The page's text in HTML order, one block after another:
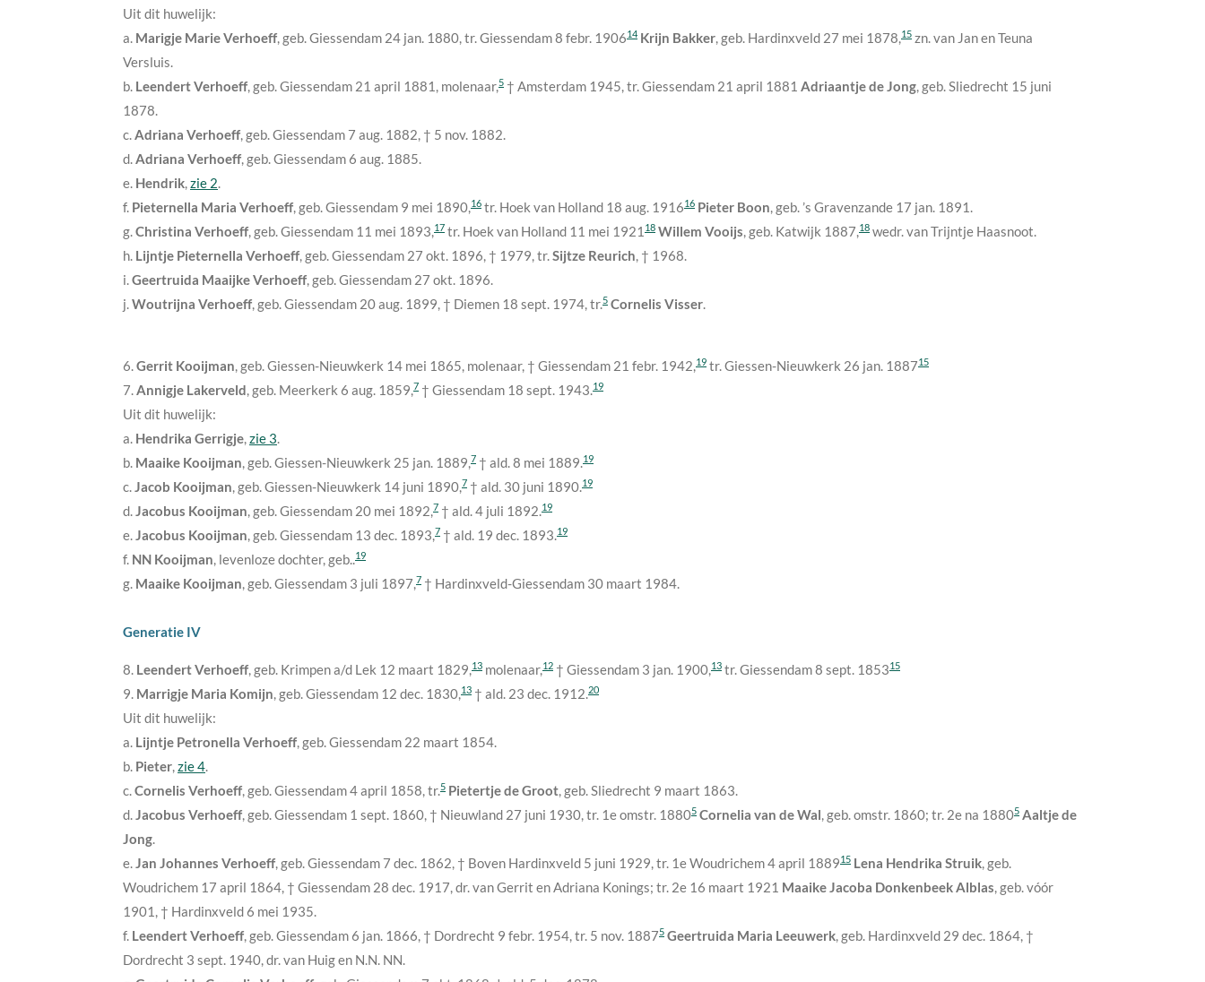
Uit dit huwelijk:
a. Marigje Marie Verhoeff, geb. Giessendam 24 jan. 1880, tr. Giessendam8 febr. 190614 Krijn Bakker, geb. Hardinxveld 27 mei 1878,15 zn. van Jan en Teuna
Versluis.
b. Leendert Verhoeff, geb. Giessendam 21 april 1881 , molenaar,5 † Amsterdam 1945, tr. Giessendam 21 april 1881 Adriaantje de Jong, geb. Sliedrecht 15 juni
1878.
c.Adriana Verhoeff, geb. Giessendam 7 aug. 1882, † 5 nov. 1882.
d.Adriana Verhoeff, geb. Giessendam 6 aug. 1885.
e. Hendrik,zie 2.
f. Pieternella Maria Verhoeff, geb. Giessendam 9 mei 1890,16 tr. Hoek van Holland 18 aug. 191616 Pieter Boon, geb. ’s Gravenzande 17 jan. 1891 .
g.Christina Verhoeff, geb. Giessendam 11 mei 1893,17 tr. Hoek van Holland 11 mei 1921 18 Willem Vooijs, geb. Katwijk 1887,18 wedr. van Trijntje Haasnoot.
h. Lijntje Pieternella Verhoeff, geb. Giessendam 27 okt. 1896, † 1979, tr.Sijtze Reurich, † 1968.
i.Geertruida Maaijke Verhoeff, geb. Giessendam 27 okt. 1896.
j.Woutrijna Verhoeff, geb. Giessendam 20 aug. 1899, † Diemen 18 sept. 1974, tr.5 Cornelis Visser.
6.Gerrit Kooijman, geb. Giessen-Nieuwkerk 14 mei 1865, molenaar, † Giessendam 21 febr. 1942,19 tr. Giessen-Nieuwkerk 26 jan. 188715
7.Annigje Lakerveld, geb. Meerkerk 6 aug. 1859,7 † Giessendam 18 sept. 1943.19
Uit dit huwelijk:
a. Hendrika Gerrigje,zie 3.
b. Maaike Kooijman, geb. Giessen-Nieuwkerk 25 jan. 1889,7 † ald.8 mei 1889.19
c.Jacob Kooijman, geb. Giessen-Nieuwkerk 14 juni 1890,7 † ald. 30 juni 1890.19
d.Jacobus Kooijman, geb. Giessendam 20 mei 1892,7 † ald.4 juli 1892.19
e.Jacobus Kooijman, geb. Giessendam 13 dec. 1893,7 † ald. 19 dec. 1893.19
f. NN Kooijman, levenloze dochter, geb..19
g. Maaike Kooijman, geb. Giessendam 3 juli 1897,7 † Hardinxveld-Giessendam 30 maart 1984.
Generatie IV
8. Leendert Verhoeff, geb. Krimpen a/d Lek 12 maart 1829,13 molenaar,12 † Giessendam 3 jan. 1900,13 tr. Giessendam 8 sept. 185315
9. Marrigje Maria Komijn, geb. Giessendam 12 dec. 1830,13 † ald. 23 dec. 1912.20
Uit dit huwelijk:
a. Lijntje Petronella Verhoeff, geb. Giessendam 22 maart 1854.
b. Pieter,zie 4.
c.Cornelis Verhoeff, geb. Giessendam4 april 1858, tr.5 Pietertje de Groot, geb. Sliedrecht 9 maart 1863.
d.Jacobus Verhoeff, geb. Giessendam 1 sept. 1860, † Nieuwland 27 juni 1930, tr. 1eomstr. 18805 Cornelia van de Wal, geb.omstr. 1860; tr. 2e na 18805 Aaltje de
Jong.
e.Jan Johannes Verhoeff, geb. Giessendam 7 dec. 1862, † Boven Hardinxveld 5 juni 1929, tr. 1e Woudrichem4 april 188915 Lena Hendrika Struik, geb.
Woudrichem 17 april 1864, † Giessendam 28 dec. 1917, dr. van Gerrit en Adriana Konings; tr. 2e 16 maart 1921 Maaike Jacoba Donkenbeek Alblas, geb.vóór
1901 , † Hardinxveld 6 mei 1935.
f. Leendert Verhoeff, geb. Giessendam 6 jan. 1866, † Dordrecht 9 febr. 1954, tr. 5 nov. 18875 Geertruida Maria Leeuwerk, geb. Hardinxveld 29 dec. 1864, †
Dordrecht 3 sept. 1940, dr. van Huig en N.N. NN.